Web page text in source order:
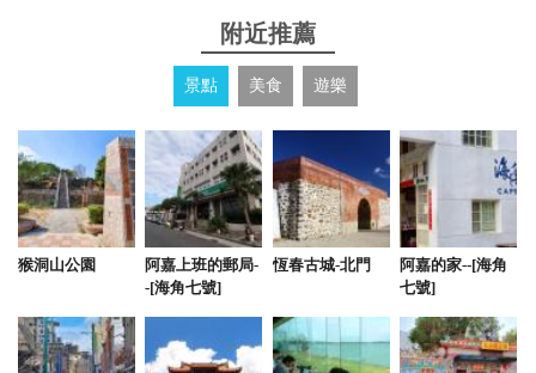
點是老闆人也超好超親切的
老闆很nice房間很乾淨設備很齊全
2018-05-22 23:43:29
年輕的民宿老闆，待人很親切，服務又週到。民宿非
常的乾淨又舒服，尤其是客廳好大好寬敞。大大的烤
肉區和專業的烤肉架，既方便又好用。全新的民宿，
附近推薦
景點 美食 遊樂
猴洞山公園
阿嘉上班的郵局-
-[海角七號]
恆春古城-北門
阿嘉的家--[海角
七號]